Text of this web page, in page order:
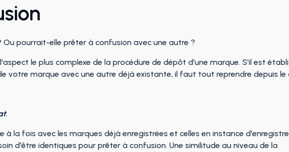
Ou pourrait-elle prêter à confusion avec une autre ?
le plus complexe de la procédure de dépôt d'une marque. S'il est établi
votre marque avec une autre déjà existante, il faut tout reprendre depuis le
.
la fois avec les marques déjà enregistrées et celles en instance
d'être identiques pour prêter à confusion. Une similitude au niveau de la